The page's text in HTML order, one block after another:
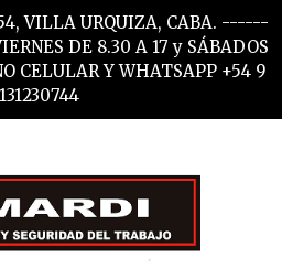
VILLA URQUIZA, CABA. ------
DE 8.30 A 17 y SÁBADOS
CELULAR Y WHATSAPP +54 9